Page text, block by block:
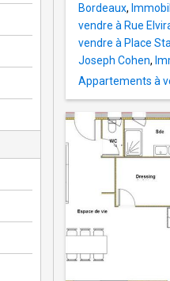
Bordeaux,
vendre à Rue
vendre à Place
Joseph Cohen,
Appartements à